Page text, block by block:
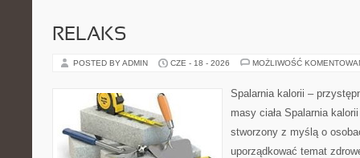
RELAKS
POSTED BY ADMIN CZE - 18 - 2026 MOŻLIWOŚĆ
Spalarnia kalorii –
masy ciała Spalarnia
stworzony z myślą o
uporządkować temat